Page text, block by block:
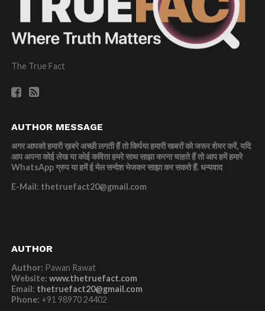
The True Fact
AUTHOR MESSAGE
अगर आपको हमारी ख़बरे अच्छी लगती हैं तो किर्पया हमारी खबरों को जरूर शेयर करें, यदि
आप अपना कोई लेख या कोई कविता हमरे साथ साझा करना चाहते हैं तो आप हमें हमारे
WhatsApp ग्रुप या हमें ई मेल सन्देश भेजकर साझा कर सकते हैं.धन्यवाद
E-Mail: thetruefact20@gmail.com
AUTHOR
Author: Pawan Rawat
Website: www.thetruefact.com
Email: thetruefact20@gmail.com
Phone: +91 98970 24402